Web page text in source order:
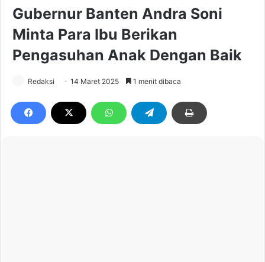
Gubernur Banten Andra Soni
Minta Para Ibu Berikan
Pengasuhan Anak Dengan Baik
Redaksi 14 Maret 2025 1 menit dibaca